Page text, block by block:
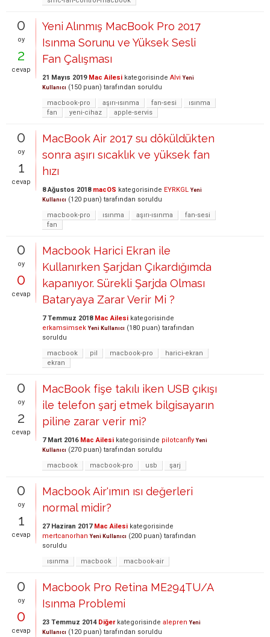
0
oy
2
cevap
Yeni Alınmış MacBook Pro 2017
Isınma Sorunu ve Yüksek Sesli
Fan Çalışması
21 Mayıs 2019 Mac Ailesi kategorisinde Alvi Yeni
Kullanıcı (150 puan) tarafından soruldu
macbook-pro
aşırı-ısınma fan-sesi
ısınma
fan
yeni-cihaz apple-servis
0
oy
1
cevap
MacBook Air 2017 su döküldükten
sonra aşırı sıcaklık ve yüksek fan
hızı
8 Ağustos 2018 macOS kategorisinde EYRKGL Yeni
Kullanıcı (120 puan) tarafından soruldu
macbook-pro
ısınma aşırı-ısınma
fan-sesi
fan
0
oy
0
cevap
Macbook Harici Ekran ile
Kullanırken Şarjdan Çıkardığımda
kapanıyor. Sürekli Şarjda Olması
Bataryaya Zarar Verir Mi ?
7 Temmuz 2018 Mac Ailesi kategorisinde
erkamsimsek Yeni Kullanıcı (180 puan) tarafından
soruldu
macbook
pil macbook-pro
harici-ekran
ekran
0
oy
2
cevap
MacBook fişe takılı iken USB çıkışı
ile telefon şarj etmek bilgisayarın
piline zarar verir mi?
7 Mart 2016 Mac Ailesi kategorisinde pilotcanfly Yeni
Kullanıcı (270 puan) tarafından soruldu
macbook
macbook-pro usb şarj
0
oy
1
cevap
Macbook Air'ımın ısı değerleri
normal midir?
27 Haziran 2017 Mac Ailesi kategorisinde
mertcanorhan Yeni Kullanıcı (200 puan) tarafından
soruldu
ısınma
macbook macbook-air
0
oy
0
cevap
Macbook Pro Retina ME294TU/A
Isınma Problemi
23 Temmuz 2014 Diğerkategorisinde alepren Yeni
Kullanıcı (120 puan) tarafından soruldu